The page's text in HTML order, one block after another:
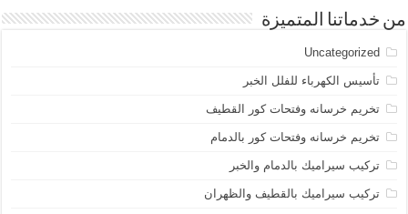
من خدماتنا المتميزة
Uncategorized
تأسيس الكهرباء للفلل الخبر
تخريم خرسانه وفتحات كور القطيف
تخريم خرسانه وفتحات كور بالدمام
تركيب سيراميك بالدمام والخبر
تركيب سيراميك بالقطيف والظهران